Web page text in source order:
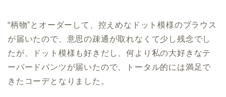
“柄物”とオーダーして、控えめなドット模様のブラウス
が届いたので、意思の疎通が取れなくて少し残念でし
たが、ドット模様も好きだし、何より私の大好きなテ
ーパードパンツが届いたので、トータル的には満足で
きたコーデとなりました。